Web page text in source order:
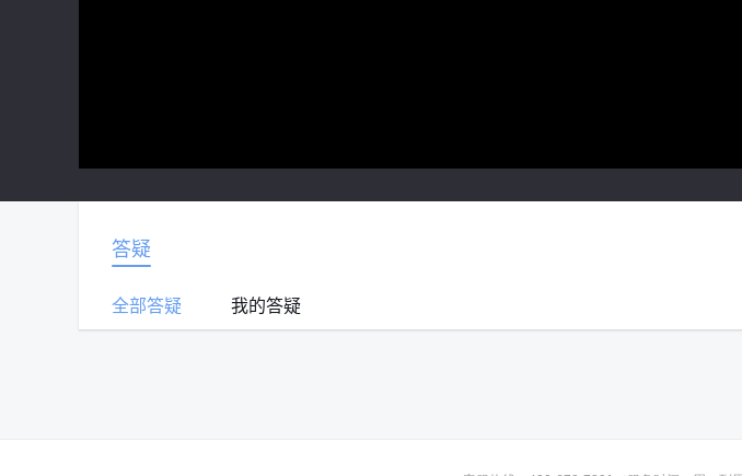
答疑
全部答疑 我的答疑